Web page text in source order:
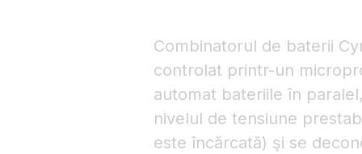
Combinatorul de baterii
controlat printr-un
automat bateriile în
nivelul de tensiune
este încărcată) şi se